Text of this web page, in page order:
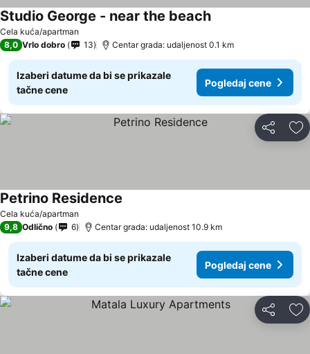
Cela kuća/apartman
Studio George - near the beach
8,0 Vrlo dobro 13 Centar grada: udaljenost 0.1 km
Izaberi datume da bi se prikazale
tačne cene
Pogledaj cene
Deli
Cela kuća/apartman
Petrino Residence
9,8 Odlično 6 Centar grada: udaljenost 10.9 km
Izaberi datume da bi se prikazale
tačne cene
Pogledaj cene
Deli